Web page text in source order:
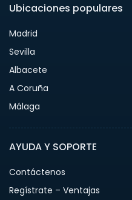
Ubicaciones populares
Madrid
Sevilla
Albacete
A Coruña
Málaga
AYUDA Y SOPORTE
Contáctenos
Regístrate – Ventajas